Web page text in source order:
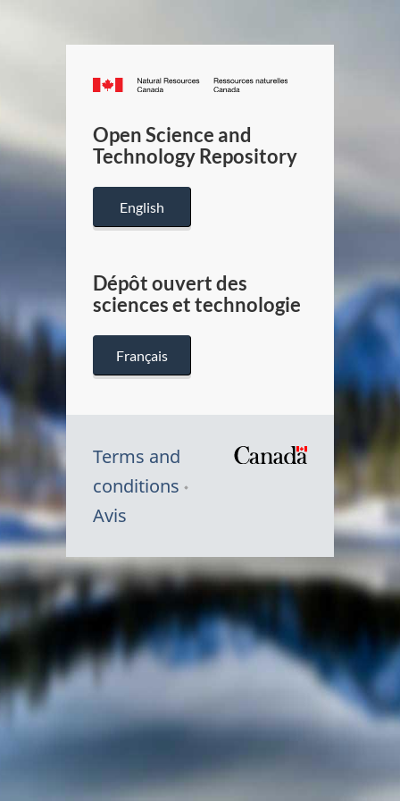
Canada.ca
/
Canada
Open Science and
Technology Repository
English
Dépôt ouvert des
sciences et technologie
Français
Terms and
conditions
Avis
Symbole
du
Canada